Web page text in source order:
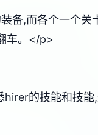
备,而各个一个关
车。</p>
的技能和技能